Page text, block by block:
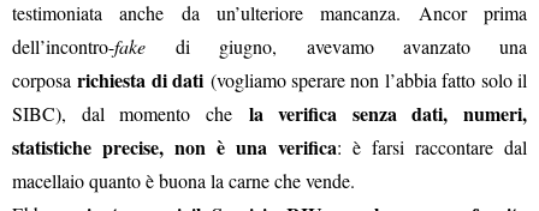
testimoniata anche da un’ulteriore mancanza. Ancor prima
dell’incontro-fake di giugno, avevamo avanzato una
corposarichiesta di dati (vogliamo sperare non l’abbia fatto solo il
SIBC), dal momento che la verifica senza dati, numeri,
statistiche precise, non è una verifica: è farsi raccontare dal
macellaio quanto è buona la carne che vende.